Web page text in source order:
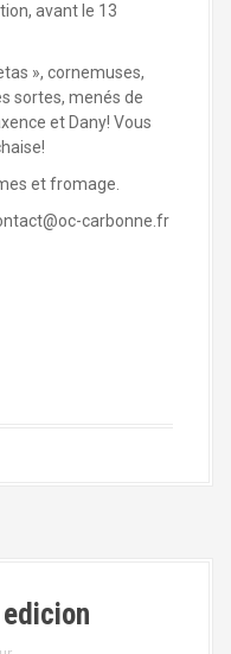
avant le 13
», cornemuses,
sortes, menés de
et Dany! Vous
et fromage.
carbonne.fr